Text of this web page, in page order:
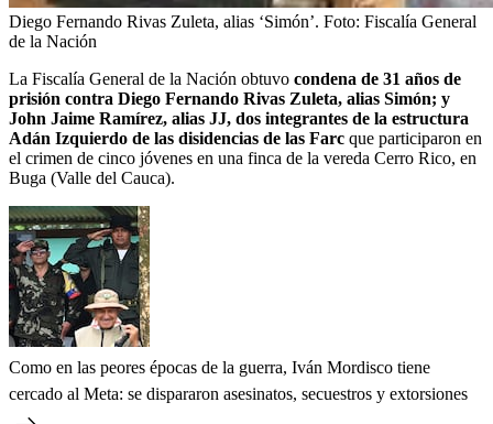
Diego Fernando Rivas Zuleta, alias ‘Simón’. Foto: Fiscalía General
de la Nación
La Fiscalía General de la Nación obtuvo condena de 31 años de
prisión contra Diego Fernando Rivas Zuleta, alias Simón; y
John Jaime Ramírez, alias JJ, dos integrantes de la estructura
Adán Izquierdo de las disidencias de las Farc que participaron en
el crimen de cinco jóvenes en una finca de la vereda Cerro Rico, en
Buga (Valle del Cauca).
Como en las peores épocas de la guerra, Iván Mordisco tiene
cercado al Meta: se dispararon asesinatos, secuestros y extorsiones